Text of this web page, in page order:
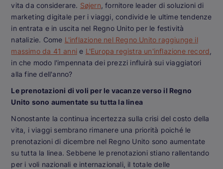
vita da considerare. Søjern, fornitore leader di soluzioni di
marketing digitale per i viaggi, condivide le ultime tendenze
in entrata e in uscita nel Regno Unito per le festività
natalizie. Come L'inflazione nel Regno Unito raggiunge il
massimo da 41 anni e L'Europa registra un'inflazione record,
in che modo l'impennata dei prezzi influirà sui viaggiatori
alla fine dell'anno?
Le prenotazioni di voli per le vacanze verso il Regno
Unito sono aumentate su tutta la linea
Nonostante la continua incertezza sulla crisi del costo della
vita, i viaggi sembrano rimanere una priorità poiché le
prenotazioni di dicembre nel Regno Unito sono aumentate
su tutta la linea. Sebbene le prenotazioni stiano rallentando
per i voli nazionali e internazionali, il totale delle